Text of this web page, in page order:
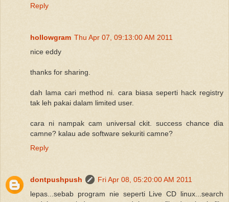
Reply
hollowgram Thu Apr 07, 09:13:00 AM 2011
nice eddy
thanks for sharing.
dah lama cari method ni. cara biasa seperti hack registry
tak leh pakai dalam limited user.
cara ni nampak cam universal ckit. success chance dia
camne? kalau ade software sekuriti camne?
Reply
dontpushpush
Fri Apr 08, 05:20:00 AM 2011
lepas...sebab program nie seperti Live CD linux...search